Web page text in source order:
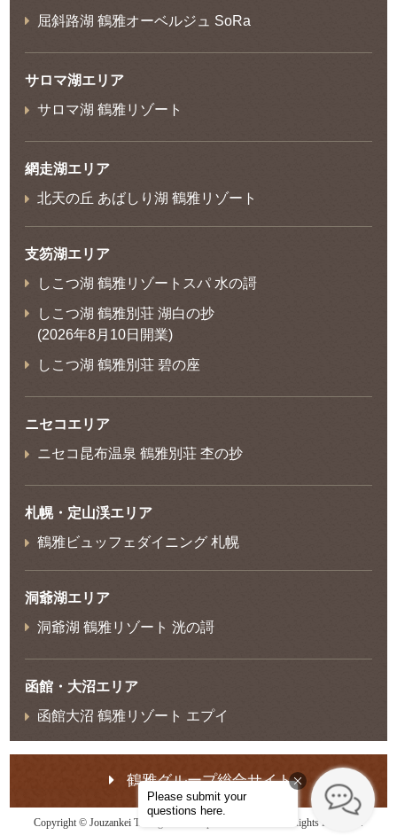
屈斜路湖 鶴雅オーベルジュ SoRa
サロマ湖エリア
サロマ湖 鶴雅リゾート
網走湖エリア
北天の丘 あばしり湖 鶴雅リゾート
支笏湖エリア
しこつ湖 鶴雅リゾートスパ 水の謌
しこつ湖 鶴雅別荘 湖白の抄
(2026年8月10日開業)
しこつ湖 鶴雅別荘 碧の座
ニセコエリア
ニセコ昆布温泉 鶴雅別荘 杢の抄
札幌・定山渓エリア
鶴雅ビュッフェダイニング 札幌
洞爺湖エリア
洞爺湖 鶴雅リゾート 洸の謌
函館・大沼エリア
函館大沼 鶴雅リゾート エプイ
鶴雅グループ総合サイト
Copyright © Jouzankei Tsuruga Resort Spa Mori no Uta. All Rights Reserved.